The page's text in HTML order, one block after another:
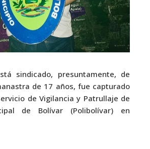
sindicado, presuntamente, de
de 17 años, fue capturado
de Vigilancia y Patrullaje de
de Bolívar (Polibolívar) en